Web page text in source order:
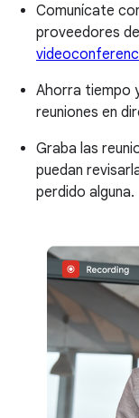
Comunícate
proveedores
Ahorra tiempo
reuniones en
Graba las
puedan
perdido alguna.